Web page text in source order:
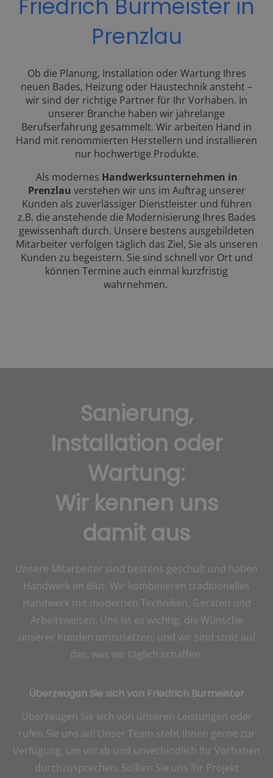
Friedrich Burmeister in
Prenzlau
Ob die Planung, Installation oder Wartung Ihres
neuen Bades, Heizung oder Haustechnik ansteht –
wir sind der richtige Partner für Ihr Vorhaben. In
unserer Branche haben wir jahrelange
Berufserfahrung gesammelt. Wir arbeiten Hand in
Hand mit renommierten Herstellern und installieren
nur hochwertige Produkte.
Als modernes Handwerksunternehmen in
Prenzlau verstehen wir uns im Auftrag unserer
Kunden als zuverlässiger Dienstleister und führen
z.B. die anstehende die Modernisierung Ihres Bades
gewissenhaft durch. Unsere bestens ausgebildeten
Mitarbeiter verfolgen täglich das Ziel, Sie als unseren
Kunden zu begeistern. Sie sind schnell vor Ort und
können Termine auch einmal kurzfristig
wahrnehmen.
Sanierung,
Installation oder
Wartung:
Wir kennen uns
damit aus
Unsere Mitarbeiter sind bestens geschult und haben
Handwerk im Blut. Wir kombinieren traditionelles
Handwerk mit modernen Techniken, Geräten und
Arbeitsweisen. Uns ist es wichtig, die Wünsche
unserer Kunden umzusetzen, und wir sind stolz auf
das, was wir täglich schaffen.
Überzeugen Sie sich von Friedrich Burmeister
Überzeugen Sie sich von unseren Leistungen oder
rufen Sie uns an! Unser Team steht Ihnen gerne zur
Verfügung, um vorab und unverbindlich Ihr Vorhaben
durchzusprechen. Sollten Sie uns Ihr Projekt